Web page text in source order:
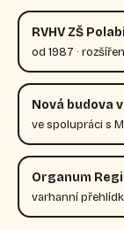
RVHV ZŠ
od 1987 ·
Nová budova
ve spolupráci s
Organum
varhanní